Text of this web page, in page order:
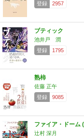
登録
2957
ブティック
池井戸 潤
登録
1795
熟柿
佐藤 正午
登録
9085
ファイア・ドーム
辻村 深月